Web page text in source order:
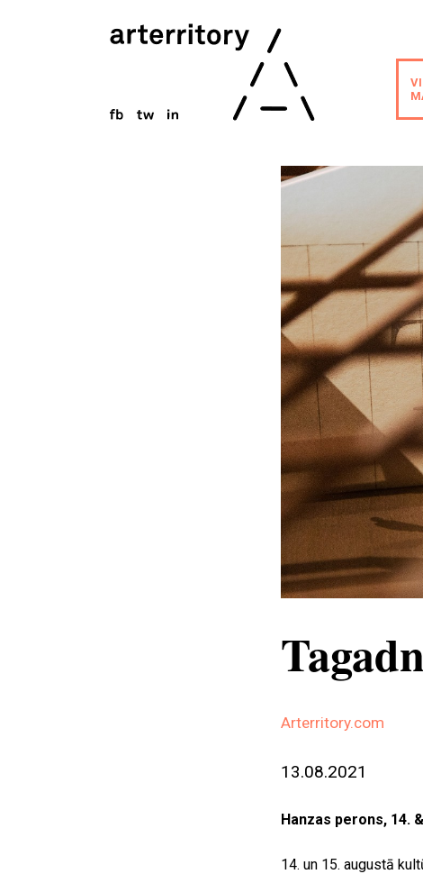
Arterritory.com
13.08.2021
Hanzas perons, 14.
14. un 15. augustā